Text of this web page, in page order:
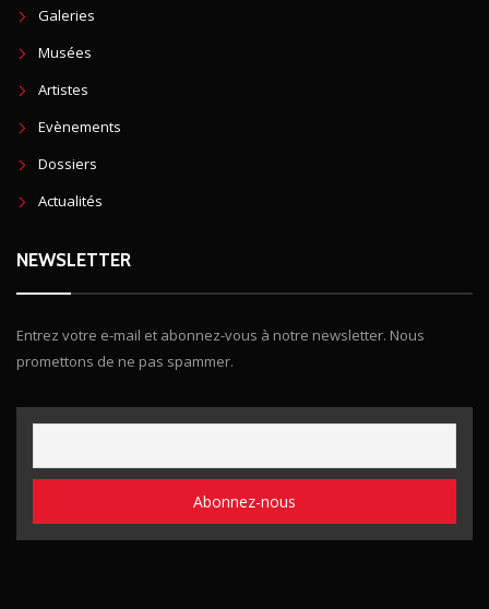
Galeries
Musées
Artistes
Evènements
Dossiers
Actualités
NEWSLETTER
Entrez votre e-mail et abonnez-vous à notre newsletter. Nous
promettons de ne pas spammer.